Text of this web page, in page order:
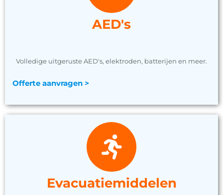
AED's
Volledige uitgeruste AED's, elektroden, batterijen en meer.
Offerte aanvragen >
Evacuatiemiddelen